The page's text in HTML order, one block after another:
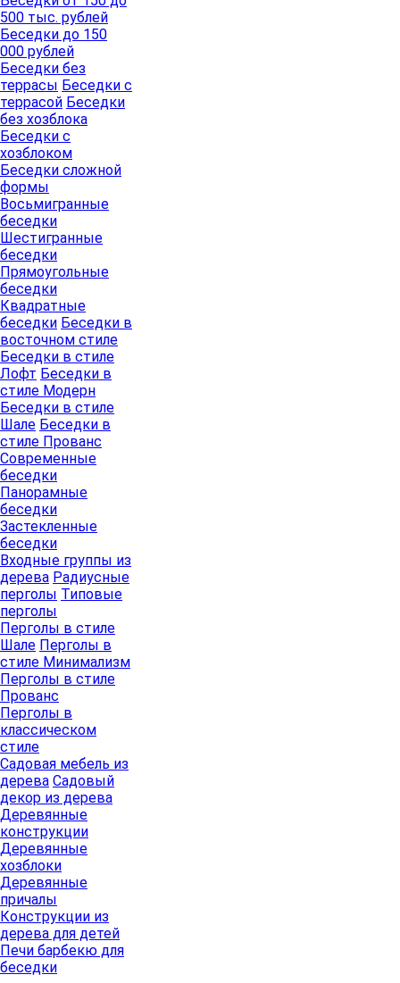
500 тыс. рублей
Беседки до 150
000 рублей
Беседки без
террасы Беседки с
террасой Беседки
без хозблока
Беседки с
хозблоком
Беседки сложной
формы
Восьмигранные
беседки
Шестигранные
беседки
Прямоугольные
беседки
Квадратные
беседки Беседки в
восточном стиле
Беседки в стиле
Лофт Беседки в
стиле Модерн
Беседки в стиле
Шале Беседки в
стиле Прованс
Современные
беседки
Панорамные
беседки
Застекленные
беседки
Входные группы из
дерева Радиусные
перголы Типовые
перголы
Перголы в стиле
Шале Перголы в
стиле Минимализм
Перголы в стиле
Прованс
Перголы в
классическом
стиле
Садовая мебель из
дерева Садовый
декор из дерева
Деревянные
конструкции
Деревянные
хозблоки
Деревянные
причалы
Конструкции из
дерева для детей
Печи барбекю для
беседки